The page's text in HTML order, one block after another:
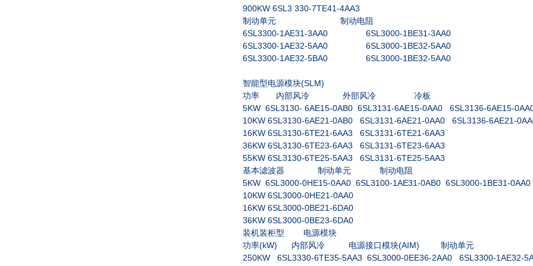
900KW 6SL3 330-7TE41-4AA3
制动单元 制动电阻
6SL3300-1AE31-3AA0 6SL3000-1BE31-3AA0
6SL3300-1AE32-5AA0 6SL3000-1BE32-5AA0
6SL3300-1AE32-5BA0 6SL3000-1BE32-5AA0
智能型电源模块(SLM)
功率 内部风冷 外部风冷 冷板
5KW 6SL3130- 6AE15-0AB0 6SL3131-6AE15-0AA0 6SL3136-6AE15-
10KW 6SL3130-6AE21-0AB0 6SL3131-6AE21-0AA0 6SL3136-6AE21-
16KW 6SL3130-6TE21-6AA3 6SL3131-6TE21-6AA3
36KW 6SL3130-6TE23-6AA3 6SL3131-6TE23-6AA3
55KW 6SL3130-6TE25-5AA3 6SL3131-6TE25-5AA3
基本滤波器 制动单元 制动电阻
5KW 6SL3000-0HE15-0AA0 6SL3100-1AE31-0AB0 6SL3000-1BE31-0AA0
10KW 6SL3000-0HE21-0AA0
16KW 6SL3000-0BE21-6DA0
36KW 6SL3000-0BE23-6DA0
装机装柜型
电源模块
功率(kW) 内部风冷 电源接口模块(AIM) 制动单元
250KW 6SL3330-6TE35-5AA3 6SL3000-0EE36-2AA0 6SL3300-1AE32-